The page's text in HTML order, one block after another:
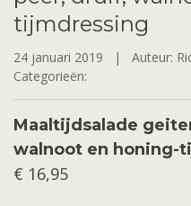
tijmdressing
24 januari 2019 | Auteur:
Categorieën:
Maaltijdsalade
walnoot en honing-
€ 16,95